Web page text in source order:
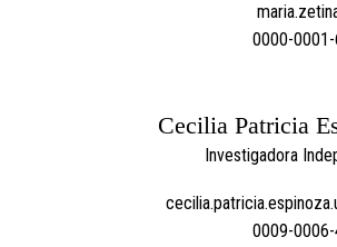
0000-
Cecilia Patricia
Investigadora
0009-